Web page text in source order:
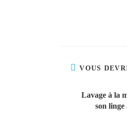
VOUS
Lavage à la
son linge